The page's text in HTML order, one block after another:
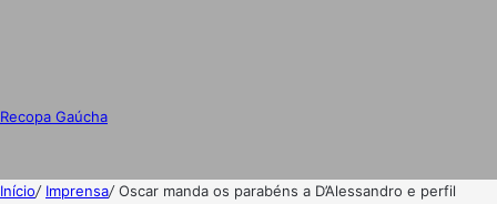
Recopa Gaúcha
Início/ Imprensa/Oscar manda os parabéns a D’Alessandro e perfil